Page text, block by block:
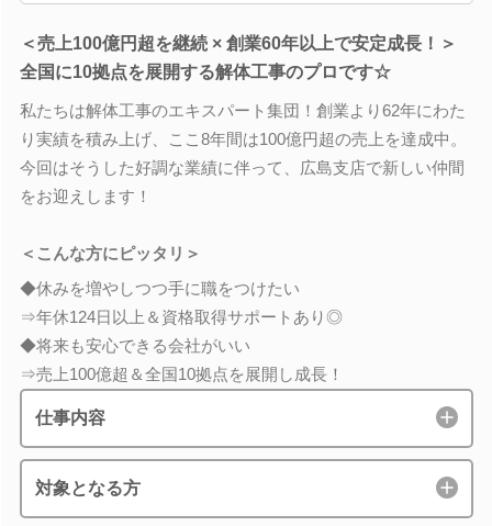
＜売上100億円超を継続 × 創業60年以上で安定成長！＞
全国に10拠点を展開する解体工事のプロです☆
私たちは解体工事のエキスパート集団！創業より62年にわた
り実績を積み上げ、ここ8年間は100億円超の売上を達成中。
今回はそうした好調な業績に伴って、広島支店で新しい仲間
をお迎えします！
＜こんな方にピッタリ＞
◆休みを増やしつつ手に職をつけたい
⇒年休124日以上＆資格取得サポートあり◎
◆将来も安心できる会社がいい
⇒売上100億超＆全国10拠点を展開し成長！
仕事内容
対象となる方